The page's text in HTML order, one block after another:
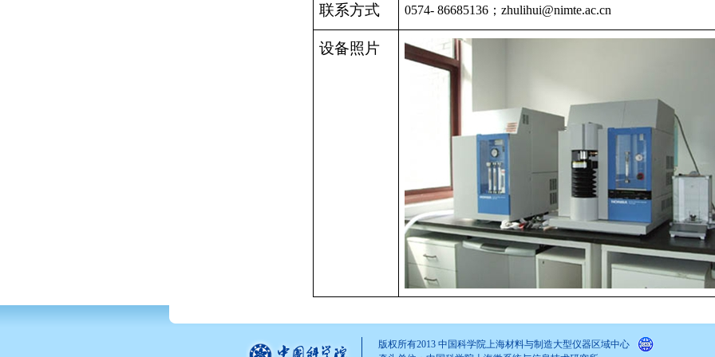
联系方式 0574- 86685136；zhulihui@nimte.ac.cn
设备照片
版权所有2013 中国科学院上海材料与制造大型仪器区域中心